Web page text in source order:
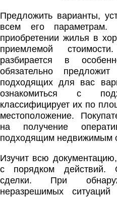
Предложить варианты,
всем его
приобретении жилья в
приемлемой
разбирается в
обязательно
подходящих для вас
ознакомиться с
классифицирует их по
местоположение.
на получение
подходящим недвижимым
Изучит всю
с порядком действий.
сделки. При
неразрешимых ситуаций